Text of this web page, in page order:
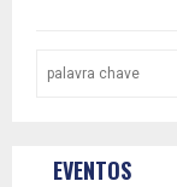
EVENTOS